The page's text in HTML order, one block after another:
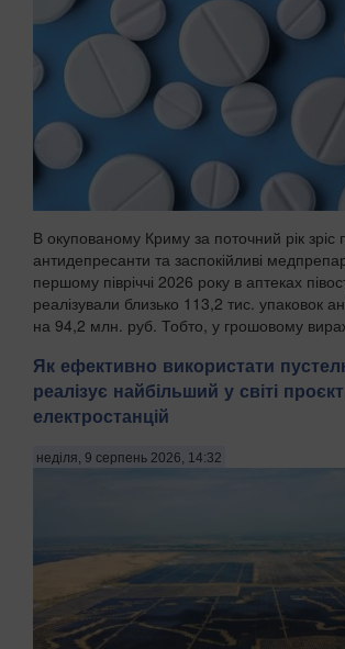
В окупованому Криму за поточний рік зріс
антидепресанти та заспокійливі
першому півріччі 2026 року в аптеках
реалізували близько 113,2 тис. упаковок
на 94,2 млн. руб. Тобто, у грошовому
Як ефективно використати
реалізує найбільший у світі
електростанцій
неділя, 9 серпень 2026, 14:32